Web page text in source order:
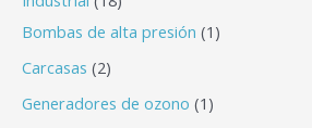
Bombas de alta presión 1
Carcasas 2
Generadores de ozono 1